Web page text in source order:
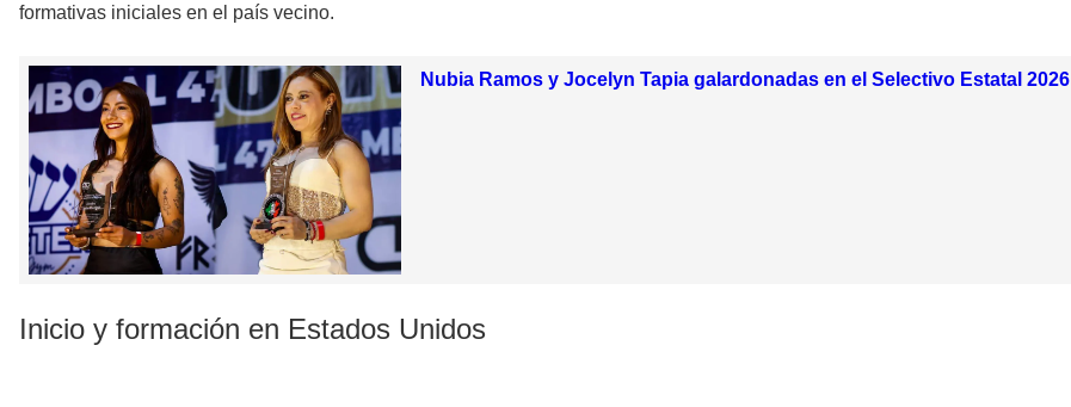
formativas iniciales en el país vecino.
Nubia Ramos y Jocelyn Tapia galardonadas en el Selectivo Estatal 2026
Inicio y formación en Estados Unidos